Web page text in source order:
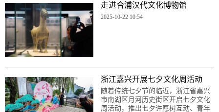
走进合浦汉代文化博物馆
2025-10-22 10:54
浙江嘉兴开展七夕文化周活动
随着传统七夕节的临近，浙江省嘉兴
市南湖区月河历史街区开启七夕文化
周活动，推出七夕许愿树互动、青年